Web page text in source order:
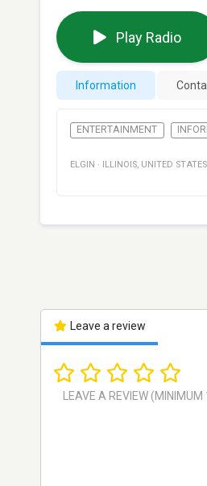
Play Radio
Information
ENTERTAINMENT
ELGIN · ILLINOIS, UNITED STATES
Leave a review